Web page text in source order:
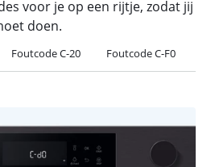
voor je op een rijtje, zodat jij
doen.
Foutcode C-20 Foutcode C-F0